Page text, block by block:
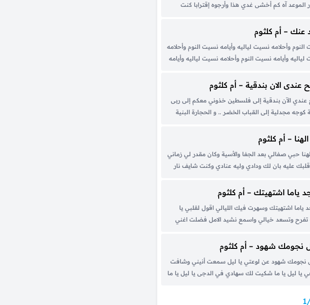
الموعد آه كم أخشى غدي هذا وأرجوه إقترابا كنت
هكذا أحتمل العمر نعيماً وعذابا مهجة حرة وقلباً
فذابا...
عنك – أم كلثوم
وأحلامه نسيت لياليه وأيامه نسيت النوم وأحلامه
وأيامه نسيت النوم وأحلامه نسيت لياليه وأيامه
عذاب ما تبعدنيش بعيد عنك ما ليش غير الدموع
معاها بعيش بعيد...
عندى الان بندقية – أم كلثوم
عندي الآن بندقية إلى فلسطين خذوني معكم إلى ربى
كوجه مجدلية إلى القباب الخضر .. و الحجارة البنية
هناك عن وطني المحاط بالأسلاك أبحث عن طفولتي
– أم كلثوم
حبي صفالي بعد الجفا والأسية وكان مقدر لي زماني
عليه بان لك ودادي وليه عنادي وكنت شايف نار
عليه وألاّ الفؤاد كان في حيرة يحب يعرف...
ياما اشتهيتك – أم كلثوم
ياما اشتهيتك وسهرت فيك الليالي اقول لقلبي يا
تفرح وتسعد خيالي واسمع نشيد الامل فضلت اغني
لما جمعت القلوب على الرضا والوداد حنيت لرؤيا
نجومك شهود – أم كلثوم
نجومك شهود عن لوعتي يا ليل سمعت أنيني وشافت
يا ليل يا ما شكيت لك سهادي في الدجى يا ليل يا ما
يا ريت ليالي الهنا...